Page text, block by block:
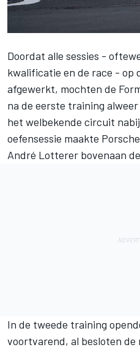
Doordat alle sessies -
kwalificatie en de race - op
afgewerkt, mochten de
na de eerste training
het welbekende circuit
oefensessie maakte
André Lotterer bovenaan
In de tweede training
voortvarend, al besloten